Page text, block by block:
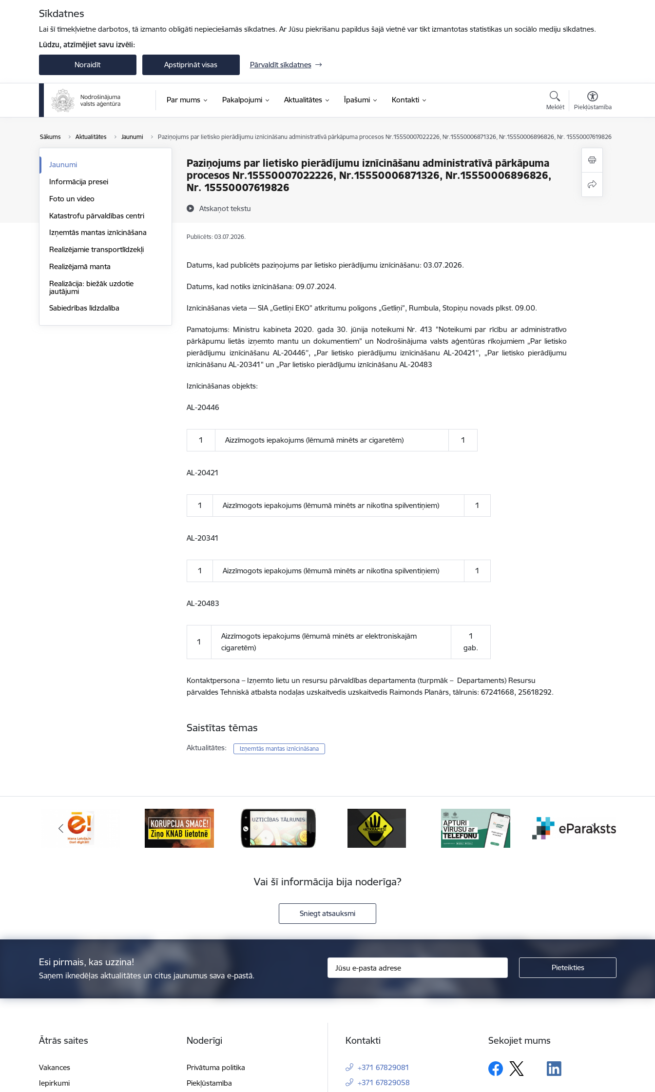
Sīkdatnes
Lai šī tīmekļvietne darbotos, tā izmanto obligāti nepieciešamās sīkdatnes. Ar Jūsu piekrišanu papildus šajā vietnē var tikt izmantotas statistikas un sociālo mediju sīkdatnes.
Lūdzu, atzīmējiet savu izvēli:
Noraidīt Apstiprināt visas Pārvaldīt sīkdatnes
Par mums Pakalpojumi Aktualitātes Īpašumi Kontakti
Meklēt Piekļūstamība
Sākums Aktualitātes Jaunumi Paziņojums par lietisko pierādījumu iznīcināšanu administratīvā pārkāpuma procesos Nr.15550007022226, Nr.15550006871326, Nr.15550006896826, Nr. 15550007619826
Paziņojums par lietisko pierādījumu iznīcināšanu administratīvā pārkāpuma
procesos Nr.15550007022226, Nr.15550006871326, Nr.15550006896826,
Nr. 15550007619826
Atskaņot tekstu
Jaunumi
Informācija presei
Foto un video
Katastrofu pārvaldības centri
Izņemtās mantas iznīcināšana
Realizējamie transportlīdzekļi
Realizējamā manta
Realizācija: biežāk uzdotie
jautājumi
Sabiedrības līdzdalība
Publicēts: 03.07.2026.
Datums, kad publicēts paziņojums par lietisko pierādījumu iznīcināšanu: 03.07.2026.
Datums, kad notiks iznīcināšana: 09.07.2024.
Iznīcināšanas vieta –– SIA „Getliņi EKO” atkritumu poligons „Getliņi”, Rumbula, Stopiņu novads plkst. 09.00.
Pamatojums: Ministru kabineta 2020. gada 30. jūnija noteikumi Nr. 413 "Noteikumi par rīcību ar administratīvo
pārkāpumu lietās izņemto mantu un dokumentiem” un Nodrošinājuma valsts aģentūras rīkojumiem „Par lietisko
pierādījumu iznīcināšanu AL-20446’’, „Par lietisko pierādījumu iznīcināšanu AL-20421’’, „Par lietisko pierādījumu
iznīcināšanu AL-20341" un „Par lietisko pierādījumu iznīcināšanu AL-20483
Iznīcināšanas objekts:
AL-20446
1 Aizzīmogots iepakojums (lēmumā minēts ar cigaretēm) 1
AL-20421
1 Aizzīmogots iepakojums (lēmumā minēts ar nikotīna spilventiņiem) 1
AL-20341
1 Aizzīmogots iepakojums (lēmumā minēts ar nikotīna spilventiņiem) 1
AL-20483
1
Aizzīmogots iepakojums (lēmumā minēts ar elektroniskajām
cigaretēm)
1
gab.
Kontaktpersona – Izņemto lietu un resursu pārvaldības departamenta (turpmāk – Departaments) Resursu
pārvaldes Tehniskā atbalsta nodaļas uzskaitvedis uzskaitvedis Raimonds Planārs, tālrunis: 67241668, 25618292.
Saistītas tēmas
Aktualitātes: Izņemtās mantas iznīcināšana
Vai šī informācija bija noderīga?
Sniegt atsauksmi
Esi pirmais, kas uzzina!
Saņem iknedēļas aktualitātes un citus jaunumus sava e-pastā.
Ātrās saites
Vakances
Iepirkumi
Noderīgi
Privātuma politika
Piekļūstamība
Kontakti
+371 67829081
+371 67829058
Sekojiet mums